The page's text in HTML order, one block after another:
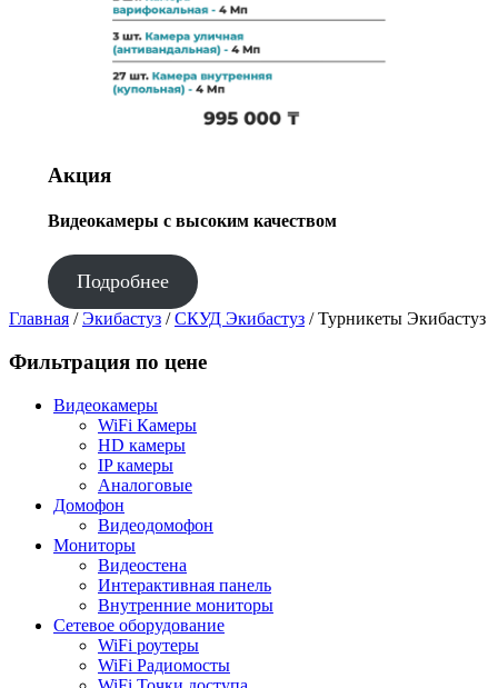
Акция
Видеокамеры с высоким качеством
Подробнее
Главная /Экибастуз /СКУД Экибастуз / Турникеты Экибастуз
Фильтрация по цене
Видеокамеры
WiFi Камеры
HD камеры
IP камеры
Аналоговые
Домофон
Видеодомофон
Мониторы
Видеостена
Интерактивная панель
Внутренние мониторы
Сетевое оборудование
WiFi роутеры
WiFi Радиомосты